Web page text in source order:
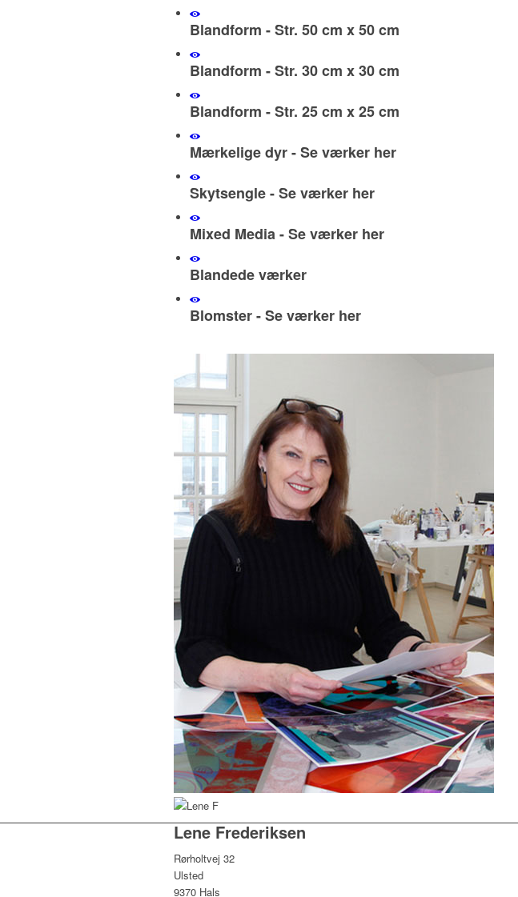
Blandform - Str. 50 cm x 50 cm
Blandform - Str. 30 cm x 30 cm
Blandform - Str. 25 cm x 25 cm
Mærkelige dyr - Se værker her
Skytsengle - Se værker her
Mixed Media - Se værker her
Blandede værker
Blomster - Se værker her
Lene Frederiksen
Rørholtvej 32
Ulsted
9370 Hals